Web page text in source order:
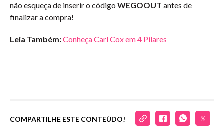
não esqueça de inserir o código WEGOOUT antes de
finalizar a compra!
Leia Também:Conheça Carl Cox em 4 Pilares
COMPARTILHE ESTE CONTEÚDO!